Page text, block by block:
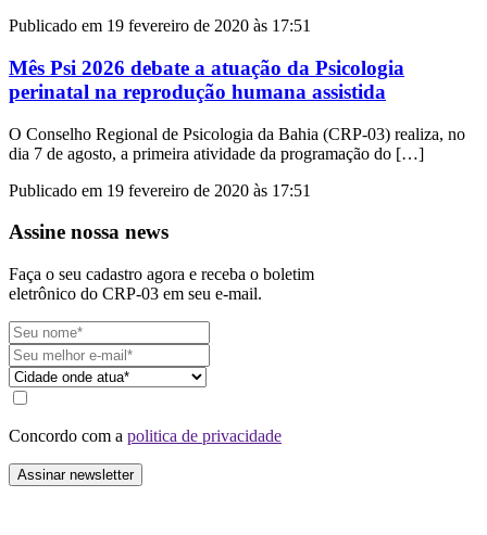
Publicado em 19 fevereiro de 2020 às 17:51
Mês Psi 2026 debate a atuação da Psicologia
perinatal na reprodução humana assistida
O Conselho Regional de Psicologia da Bahia (CRP-03) realiza, no
dia 7 de agosto, a primeira atividade da programação do […]
Publicado em 19 fevereiro de 2020 às 17:51
Assine nossa news
Faça o seu cadastro agora e receba o boletim
eletrônico do CRP-03 em seu e-mail.
Concordo com a politica de privacidade